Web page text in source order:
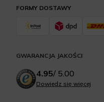
FORMY DOSTAWY
GWARANCJA JAKOŚCI
4.95/ 5.00
Dowiedz się więcej